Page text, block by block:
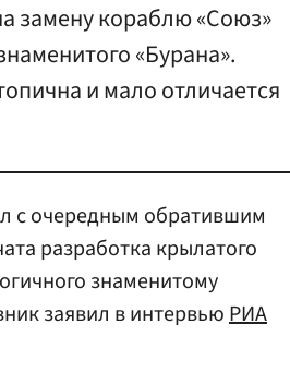
замену кораблю «Союз»
«Бурана».
и мало отличается
с очередным обратившим
разработка крылатого
знаменитому
заявил в интервьюРИА